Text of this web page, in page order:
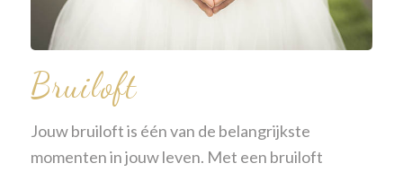
Bruiloft
Jouw bruiloft is één van de belangrijkste
momenten in jouw leven. Met een bruiloft